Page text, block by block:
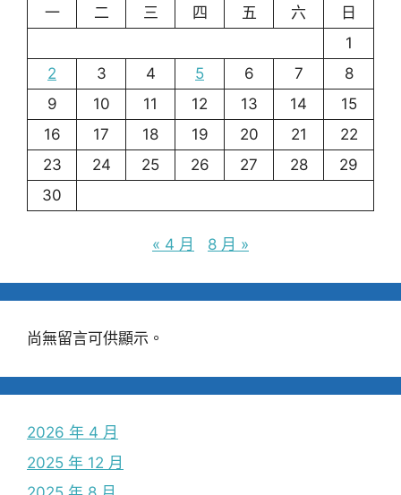
一
二 三 四 五 六
日
1
2
3 4 5 6 7
8
9
10 11 12 13 14
15
16
17 18 19 20 21
22
23
24 25 26 27 28
29
30
« 4 月 8 月 »
尚無留言可供顯示。
2026 年 4 月
2025 年 12 月